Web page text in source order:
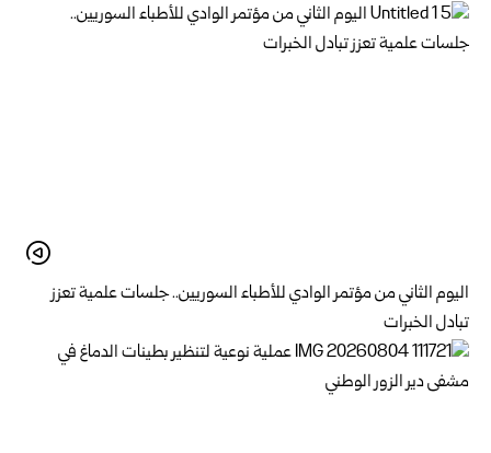
اليوم الثاني من مؤتمر الوادي للأطباء السوريين.. جلسات علمية تعزز
تبادل الخبرات